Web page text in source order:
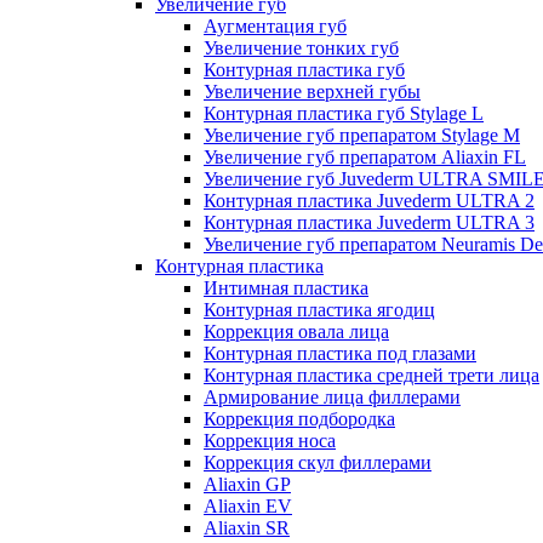
Увеличение губ
Аугментация губ
Увеличение тонких губ
Контурная пластика губ
Увеличение верхней губы
Контурная пластика губ Stylage L
Увеличение губ препаратом Stylage M
Увеличение губ препаратом Aliaxin FL
Увеличение губ Juvederm ULTRA
Контурная пластика Juvederm ULTRA 2
Контурная пластика Juvederm ULTRA 3
Увеличение губ препаратом Neuramis
Контурная пластика
Интимная пластика
Контурная пластика ягодиц
Коррекция овала лица
Контурная пластика под глазами
Контурная пластика средней трети лица
Армирование лица филлерами
Коррекция подбородка
Коррекция носа
Коррекция скул филлерами
Aliaxin GP
Aliaxin EV
Aliaxin SR